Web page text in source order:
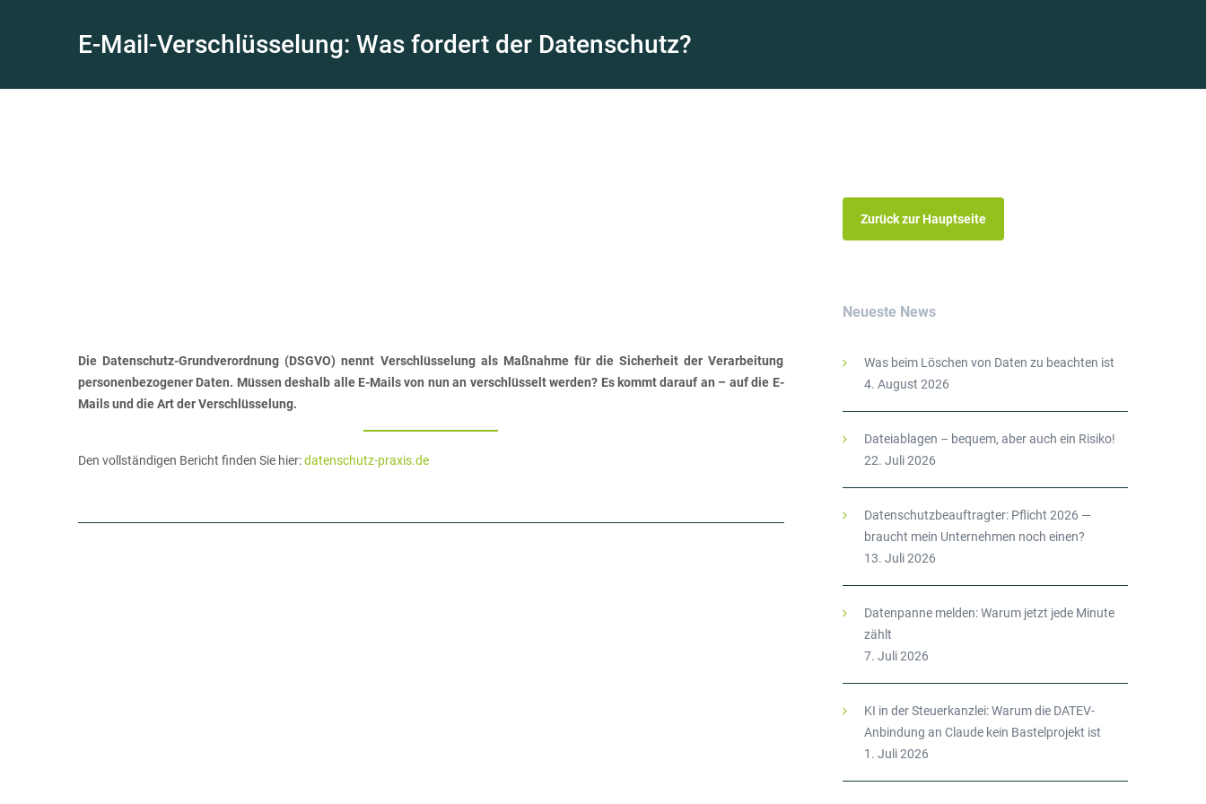
E-Mail-Verschlüsselung: Was fordert der Datenschutz?
Die Datenschutz-Grundverordnung (DSGVO) nennt Verschlüsselung als Maßnahme für die Sicherheit der Verarbeitung
personenbezogener Daten. Müssen deshalb alle E-Mails von nun an verschlüsselt werden? Es kommt darauf an – auf die E-
Mails und die Art der Verschlüsselung.
Den vollständigen Bericht finden Sie hier:datenschutz-praxis.de
Zurück zur Hauptseite
Neueste News
Was beim Löschen von Daten zu beachten ist
4. August 2026
Dateiablagen – bequem, aber auch ein Risiko!
22. Juli 2026
Datenschutzbeauftragter: Pflicht 2026 —
braucht mein Unternehmen noch einen?
13. Juli 2026
Datenpanne melden: Warum jetzt jede Minute
zählt
7. Juli 2026
KI in der Steuerkanzlei: Warum die DATEV-
Anbindung an Claude kein Bastelprojekt ist
1. Juli 2026